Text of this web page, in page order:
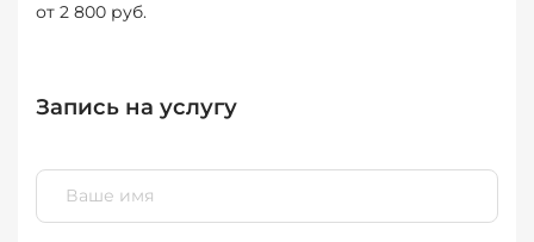
от 2 800 руб.
Запись на услугу